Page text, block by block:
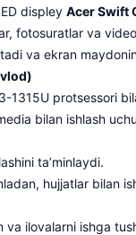
displey Acer Swift
fotosuratlar va
va ekran
1315U protsessori
bilan ishlash
ta’minlaydi.
hujjatlar bilan
ilovalarni ishga